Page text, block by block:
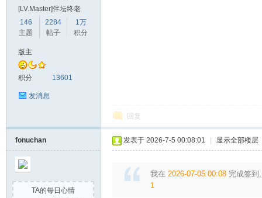
[LV.Master]伴坛终老
146
主题
2284
帖子
1万
积分
版主
积分 13601
发消息
回复
fonuchan
TA的每日心情
发表于 2026-7-5 00:08:01 显示全部楼层
我在 2026-07-05 00:08 完成签到
1